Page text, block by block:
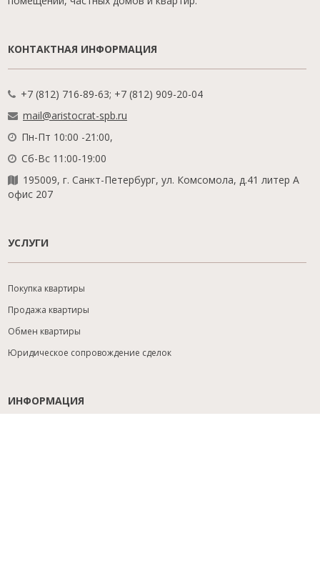
КОНТАКТНАЯ ИНФОРМАЦИЯ
+7 (812) 716-89-63; +7 (812) 909-20-04
mail@aristocrat-spb.ru
Пн-Пт 10:00 -21:00,
Сб-Вс 11:00-19:00
195009, г. Санкт-Петербург, ул. Комсомола, д.41 литер А
офис 207
УСЛУГИ
Покупка квартиры
Продажа квартиры
Обмен квартиры
Юридическое сопровождение сделок
ИНФОРМАЦИЯ